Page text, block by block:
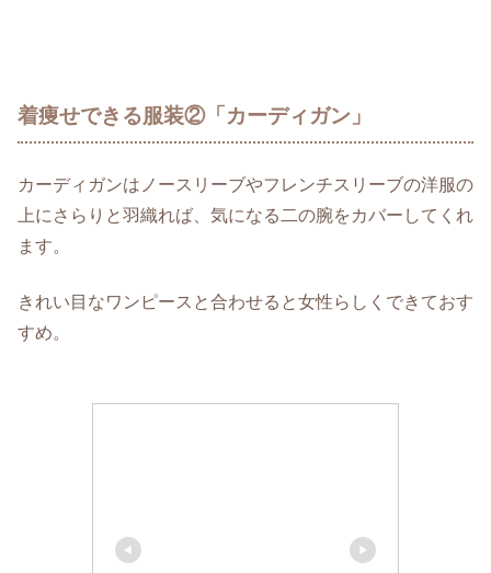
着痩せできる服装②「カーディガン」
カーディガンはノースリーブやフレンチスリーブの洋服の
上にさらりと羽織れば、気になる二の腕をカバーしてくれ
ます。
きれい目なワンピースと合わせると女性らしくできておす
すめ。